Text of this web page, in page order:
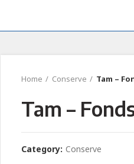
Home Conserve Tam –
Tam –
Category: Conserve